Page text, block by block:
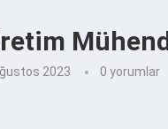
2023 0 yorumlar